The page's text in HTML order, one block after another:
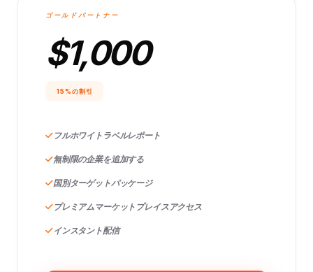
ゴールドパートナー
$1,000
15%の割引
フルホワイトラベルレポート
無制限の企業を追加する
国別ターゲットパッケージ
プレミアムマーケットプレイスアクセス
インスタント配信